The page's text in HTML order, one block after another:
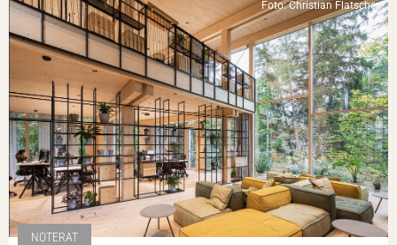
Foto: Christian Flatscher
NOTERAT